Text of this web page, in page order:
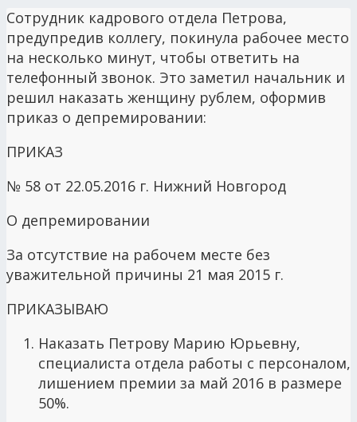
Сотрудник кадрового отдела Петрова,
предупредив коллегу, покинула рабочее место
на несколько минут, чтобы ответить на
телефонный звонок. Это заметил начальник и
решил наказать женщину рублем, оформив
приказ о депремировании:
ПРИКАЗ
№ 58 от 22.05.2016 г. Нижний Новгород
О депремировании
За отсутствие на рабочем месте без
уважительной причины 21 мая 2015 г.
ПРИКАЗЫВАЮ
Наказать Петрову Марию Юрьевну,
специалиста отдела работы с персоналом,
лишением премии за май 2016 в размере
50%.